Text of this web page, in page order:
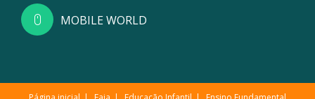
MOBILE WORLD